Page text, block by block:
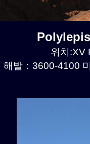
위치:XV
해발：3600-4100